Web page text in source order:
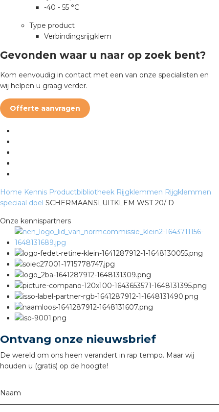
-40 - 55 °C
Type product
Verbindingsrijgklem
Gevonden waar u naar op zoek bent?
Kom eenvoudig in contact met een van onze specialisten en
wij helpen u graag verder.
Offerte aanvragen
Home Kennis Productbibliotheek Rijgklemmen Rijgklemmen
speciaal doel SCHERMAANSLUITKLEM WST 20/ D
Onze kennispartners
Ontvang onze nieuwsbrief
De wereld om ons heen verandert in rap tempo. Maar wij
houden u (gratis) op de hoogte!
Naam
RST®
Academy
waarde